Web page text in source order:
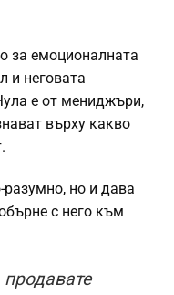
за емоционалната
и неговата
е от мениджъри,
върху какво
но и дава
с него към